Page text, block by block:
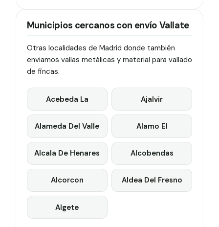
Municipios cercanos con envío Vallate
Otras localidades de Madrid donde también
enviamos vallas metálicas y material para vallado
de fincas.
Acebeda La Ajalvir
Alameda Del Valle Alamo El
Alcala De Henares Alcobendas
Alcorcon Aldea Del Fresno
Algete